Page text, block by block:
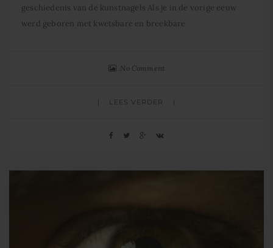
geschiedenis van de kunstnagels Als je in de vorige eeuw
werd geboren met kwetsbare en breekbare
No Comment
LEES VERDER